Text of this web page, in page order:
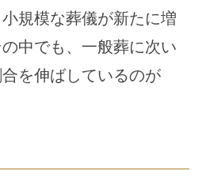
規模な葬儀が新たに増
中でも、一般葬に次い
を伸ばしているのが